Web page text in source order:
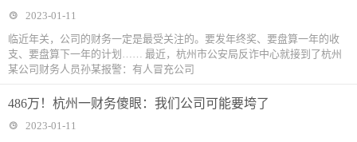
2023-01-11
临近年关，公司的财务一定是最受关注的。要发年终奖、要盘算一年的收
支、要盘算下一年的计划…… 最近，杭州市公安局反诈中心就接到了杭州
某公司财务人员孙某报警：有人冒充公司
486万！杭州一财务傻眼：我们公司可能要垮了
2023-01-11